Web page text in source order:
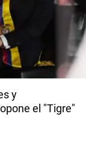
y
el "Tigre"